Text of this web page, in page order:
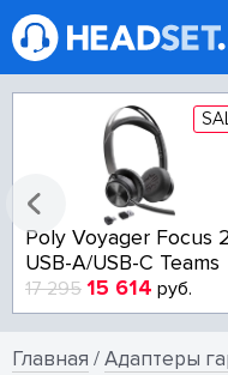
Poly Voyager Focus
USB-A/USB-C Teams
17 295 15 614 руб.
Главная /Адаптеры